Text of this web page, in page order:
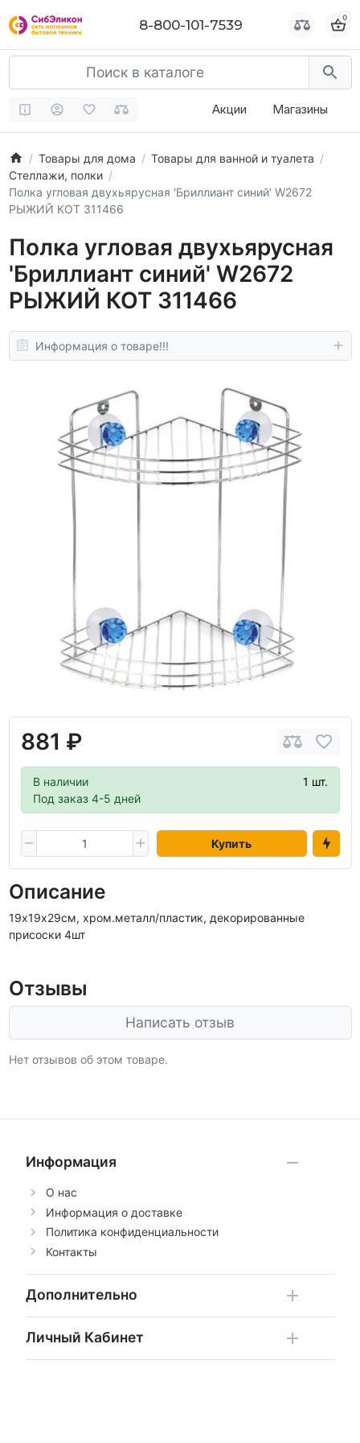
8-800-101-7539 0
Акции Магазины
Товары для дома
Товары для ванной и туалета
Стеллажи, полки
Полка угловая двухьярусная 'Бриллиант синий' W2672
РЫЖИЙ КОТ 311466
Полка угловая двухьярусная
'Бриллиант синий' W2672
РЫЖИЙ КОТ 311466
Информация о товаре!!!
881 ₽
В наличии
1 шт.
Под заказ 4-5 дней
Купить
Описание
19х19х29см, хром.металл/пластик, декорированные
присоски 4шт
Отзывы
Написать отзыв
Нет отзывов об этом товаре.
Информация
О нас
Информация о доставке
Политика конфиденциальности
Контакты
Дополнительно
Личный Кабинет
8-800-101-7539 0